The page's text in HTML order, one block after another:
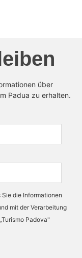
über
Padua zu erhalten.
die Informationen
mit der Verarbeitung
Padova"